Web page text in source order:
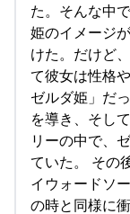
た。そんな中
姫のイメージ
けた。だけど
て彼女は性格
ゼルダ姫」だ
を導き、そし
リーの中で、
ていた。 その
イウォードソ
の時と同様に